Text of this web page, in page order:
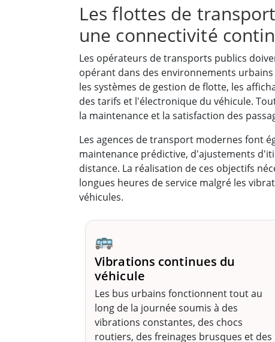
Les flottes de
une connectivité
Les opérateurs de transports publics
opérant dans des environnements
les systèmes de gestion de flotte, les
des tarifs et l'électronique du véhicule.
la maintenance et la satisfaction des
Les agences de transport modernes font
maintenance prédictive, d'ajustements
distance. La réalisation de ces objectifs
longues heures de service malgré les
véhicules.
🚌
Vibrations continues du
véhicule
Les bus urbains fonctionnent tout au
long de la journée soumis à des
vibrations constantes, des chocs
routiers, des freinages brusques et des